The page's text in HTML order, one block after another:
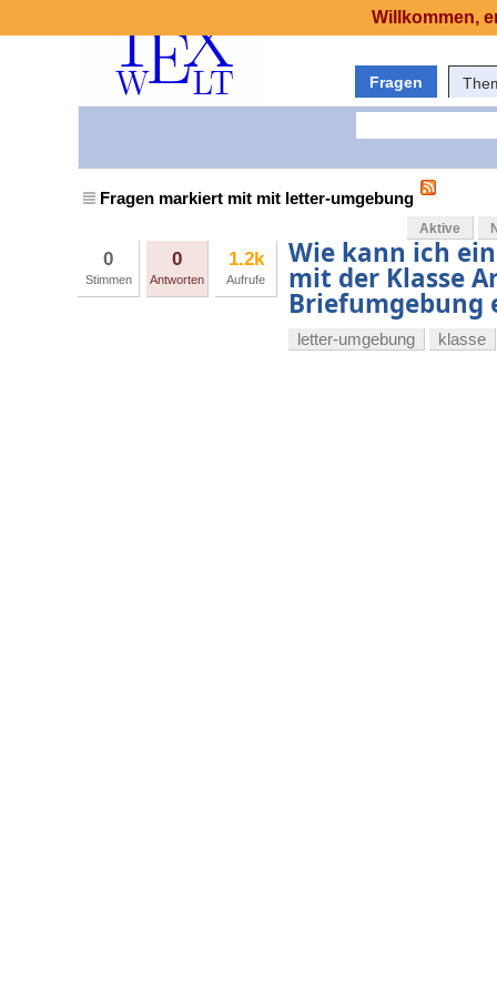
Fragen
Fragen markiert mit mit letter-umgebung
Aktive
0
Stimmen
0
Antworten
1.2k
Aufrufe
Wie kann ich
mit der Klasse
Briefumgebung
letter-umgebung klasse
Willkommen,